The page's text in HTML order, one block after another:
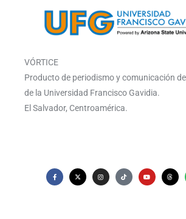
VÓRTICE
Producto de periodismo y comunicación
de la Universidad Francisco Gavidia.
El Salvador, Centroamérica.